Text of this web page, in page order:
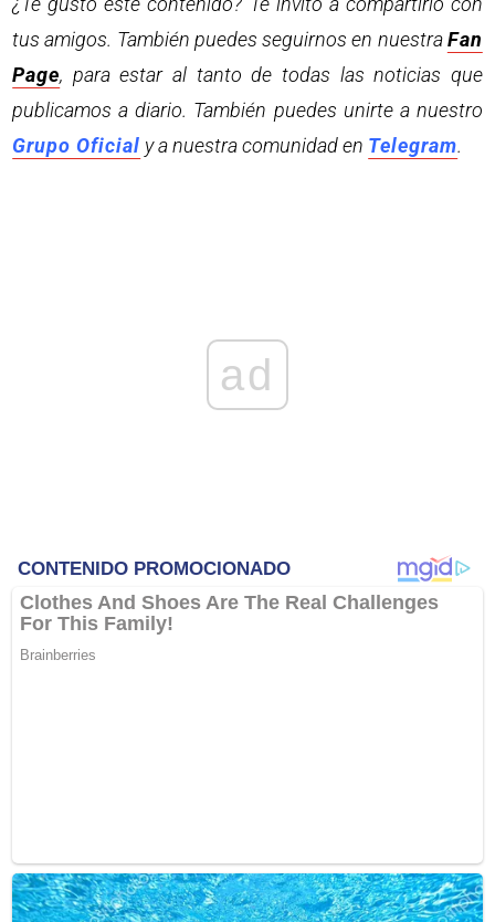
tus amigos. También puedes seguirnos en nuestraFan
Page, para estar al tanto de todas las noticias que
publicamos a diario. También puedes unirte a nuestro
Grupo Oficial y a nuestra comunidad en Telegram.
ad